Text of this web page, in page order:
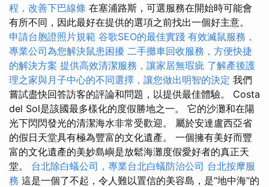
程，改善下巴線條 在塞浦路斯，可選服務在開始時可能會
有所不同，因此最好在提供的選項之前找出一個好主意。
申請台胞證照片規範 谷歌SEO的最佳實踐 有效滅鼠服務，
專業公司為您解決鼠患困擾 二手攤車回收服務，方便快捷
的解決方案 提供高效清潔服務，讓家居無瑕疵 了解產後護
理之家與月子中心的不同選擇，讓您做出明智的決定 我們
嘗試盡快回答訪客的評論和問題，以提供最佳體驗。 Costa
del Sol是該國最多樣化的度假勝地之一。 它的沙灘和在陽
光下閃閃發光的清潔海水非常受歡迎。 屬於安達盧西亞省
的假日天堂具有極為豐富的文化遺產。 一個擁有美好而豐
富的文化遺產的美妙島嶼是放鬆海灘度假愛好者的真正天
堂。 台北除白蟻公司，專業台北白蟻防治公司 台北按摩服
務 這是一個了不起，令人難以置信的美容島，是“地中海”的